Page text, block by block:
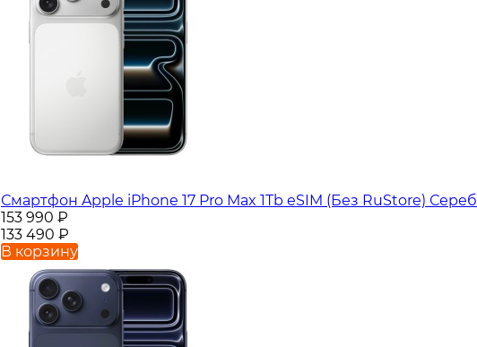
Смартфон Apple iPhone 17 Pro Max 1Tb eSIM (Без RuStore)
153 990 ₽
133 490 ₽
В корзину